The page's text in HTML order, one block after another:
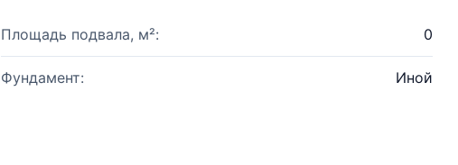
Площадь подвала, м²: 0
Фундамент: Иной